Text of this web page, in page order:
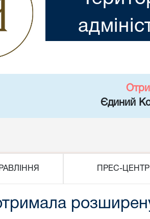
Єдиний
ПРЕС-ЦЕНТР